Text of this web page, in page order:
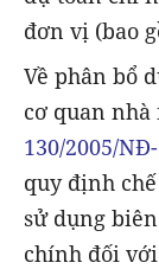
đơn vị (bao
Về phân bổ
cơ quan
130/2005/
quy định
sử dụng
chính đối